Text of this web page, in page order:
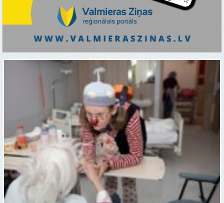
Ar smaidu un profesionālu sirdsiltumu: Dakteri Klauni uzsāk darbu
ar senioriem Vidzemes slimnīcā